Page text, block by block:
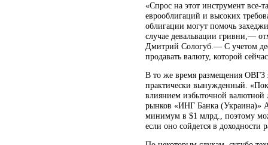
«Спрос на этот инструмент все-
еврооблигаций и высоких
облигации могут помочь
случае девальвации гривни,—
Дмитрий Сологуб.— С учетом
продавать валюту, которой
В то же время размещения ОВГЗ
практически вынужденный.
влиянием избыточной валютной
рынков «ИНГ Банка (Украина)»
минимум в $1 млрд., поэтому
если оно сойдется в доходности